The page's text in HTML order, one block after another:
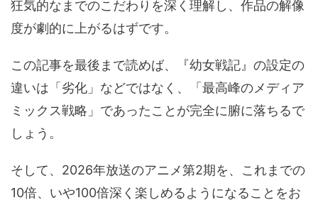
狂気的なまでのこだわりを深く理解し、作品の解像
度が劇的に上がるはずです。
この記事を最後まで読めば、『幼女戦記』の設定の
違いは「劣化」などではなく、「最高峰のメディア
ミックス戦略」であったことが完全に腑に落ちるで
しょう。
そして、2026年放送のアニメ第2期を、これまでの
10倍、いや100倍深く楽しめるようになることをお